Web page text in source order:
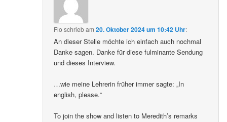
Flo schriebam20. Oktober 2024 um 10:42 Uhr:
An dieser Stelle möchte ich einfach auch nochmal
Danke sagen. Danke für diese fulminante Sendung
und dieses Interview.
…wie meine Lehrerin früher immer sagte: „In
english, please.“
To join the show and listen to Meredith’s remarks